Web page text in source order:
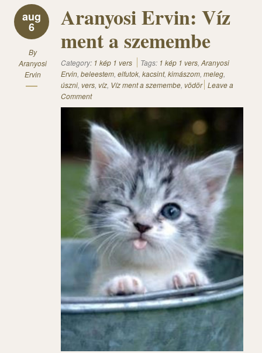
aug
6
By
Aranyosi
Ervin
Aranyosi Ervin: Víz
ment a szemembe
Category: 1 kép 1 vers Tags: 1 kép 1 vers, Aranyosi
Ervin, beleestem, elfutok, kacsint, kimászom, meleg,
úszni, vers, víz, Víz ment a szemembe, vödör Leave a
Comment